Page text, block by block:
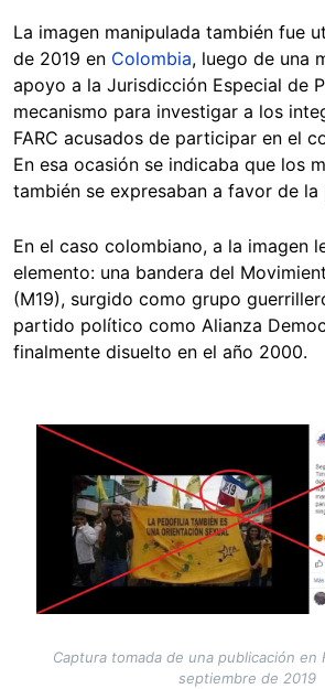
La imagen manipulada también fue
de 2019 en Colombia, luego de una
apoyo a la Jurisdicción Especial de
mecanismo para investigar a los
FARC acusados de participar en el
En esa ocasión se indicaba que los
también se expresaban a favor de la
En el caso colombiano, a la imagen
elemento: una bandera del
(M19), surgido como grupo
partido político como Alianza
finalmente disuelto en el año 2000.
Image
Captura tomada de una publicación en
septiembre de 2019